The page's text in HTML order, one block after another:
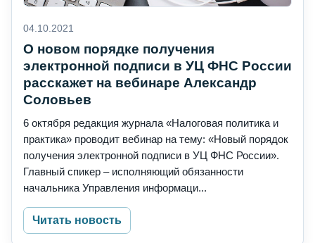
04.10.2021
О новом порядке получения
электронной подписи в УЦ ФНС России
расскажет на вебинаре Александр
Соловьев
6 октября редакция журнала «Налоговая политика и
практика» проводит вебинар на тему: «Новый порядок
получения электронной подписи в УЦ ФНС России».
Главный спикер – исполняющий обязанности
начальника Управления информаци...
Читать новость